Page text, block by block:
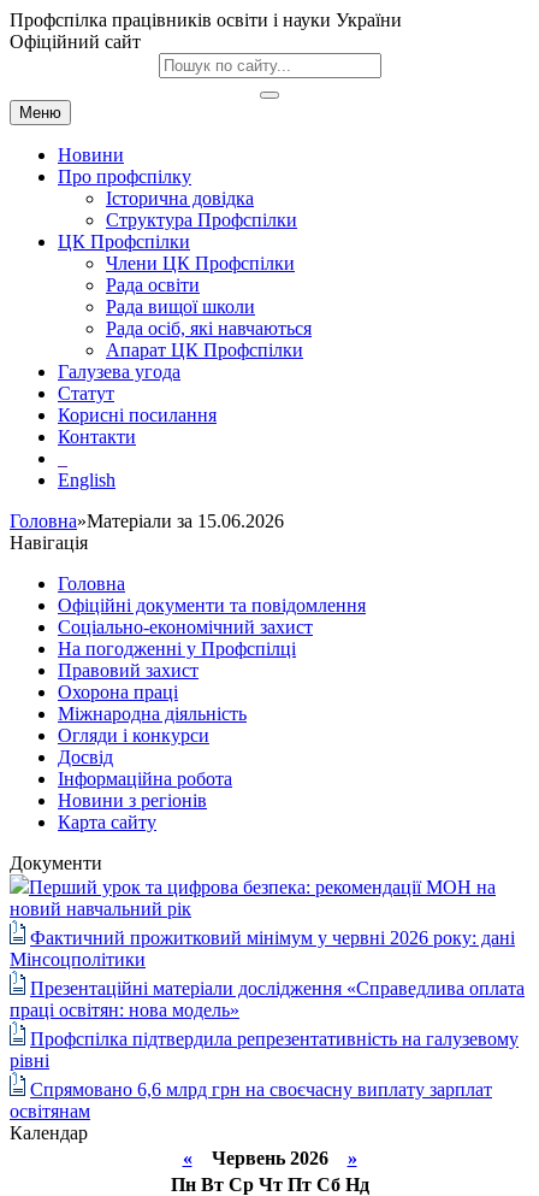
Профспілка працівників освіти і науки України
Офіційний сайт
Меню
Новини
Про профспілку
Історична довідка
Структура Профспілки
ЦК Профспілки
Члени ЦК Профспілки
Рада освіти
Рада вищої школи
Рада осіб, які навчаються
Апарат ЦК Профспілки
Галузева угода
Статут
Корисні посилання
Контакти
English
Головна»Матеріали за 15.06.2026
Навігація
Головна
Офіційні документи та повідомлення
Соціально-економічний захист
На погодженні у Профспілці
Правовий захист
Охорона праці
Міжнародна діяльність
Огляди і конкурси
Досвід
Інформаційна робота
Новини з регіонів
Карта сайту
Документи
Перший урок та цифрова безпека: рекомендації МОН на
новий навчальний рік
Фактичний прожитковий мінімум у червні 2026 року: дані
Мінсоцполітики
Презентаційні матеріали дослідження «Справедлива оплата
праці освітян: нова модель»
Профспілка підтвердила репрезентативність на галузевому
рівні
Спрямовано 6,6 млрд грн на своєчасну виплату зарплат
освітянам
Календар
«Червень 2026 »
Пн Вт Ср Чт Пт Сб Нд